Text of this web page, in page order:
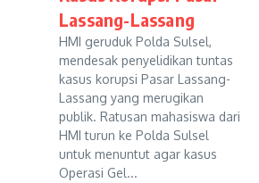
Lassang-Lassang
HMI geruduk Polda Sulsel,
mendesak penyelidikan tuntas
kasus korupsi Pasar Lassang-
Lassang yang merugikan
publik. Ratusan mahasiswa dari
HMI turun ke Polda Sulsel
untuk menuntut agar kasus
Operasi Gel...